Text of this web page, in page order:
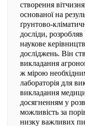
створення
основаної на
ґрунтово-
досліди,
наукове
досліджень. Він
викладання
ж мірою
лабораторія для
викладання
досягненням у
можливість за
низку важливих